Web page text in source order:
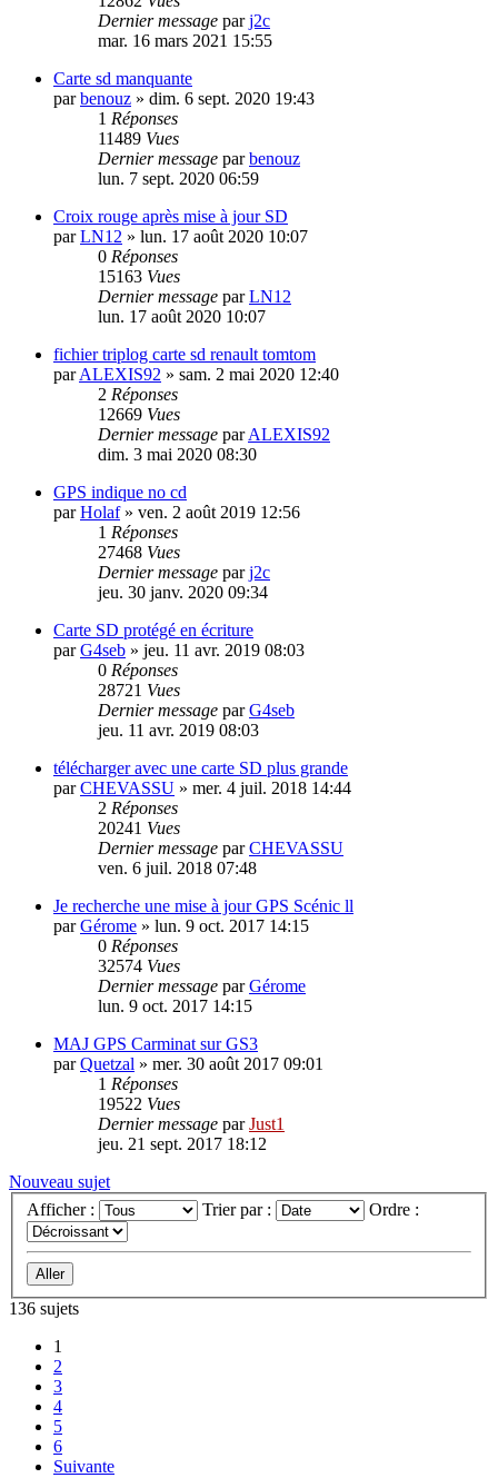
Dernier message parj2c
mar. 16 mars 2021 15:55
Carte sd manquante
parbenouz » dim. 6 sept. 2020 19:43
1 Réponses
11489 Vues
Dernier message parbenouz
lun. 7 sept. 2020 06:59
Croix rouge après mise à jour SD
parLN12 » lun. 17 août 2020 10:07
0 Réponses
15163 Vues
Dernier message parLN12
lun. 17 août 2020 10:07
fichier triplog carte sd renault tomtom
parALEXIS92 » sam. 2 mai 2020 12:40
2 Réponses
12669 Vues
Dernier message parALEXIS92
dim. 3 mai 2020 08:30
GPS indique no cd
parHolaf» ven. 2 août 2019 12:56
1 Réponses
27468 Vues
Dernier message parj2c
jeu. 30 janv. 2020 09:34
Carte SD protégé en écriture
parG4seb » jeu. 11 avr. 2019 08:03
0 Réponses
28721 Vues
Dernier message parG4seb
jeu. 11 avr. 2019 08:03
télécharger avec une carte SD plus grande
parCHEVASSU » mer. 4 juil. 2018 14:44
2 Réponses
20241 Vues
Dernier message parCHEVASSU
ven. 6 juil. 2018 07:48
Je recherche une mise à jour GPS Scénic ll
parGérome » lun. 9 oct. 2017 14:15
0 Réponses
32574 Vues
Dernier message parGérome
lun. 9 oct. 2017 14:15
MAJ GPS Carminat sur GS3
parQuetzal » mer. 30 août 2017 09:01
1 Réponses
19522 Vues
Dernier message parJust1
jeu. 21 sept. 2017 18:12
Nouveau sujet
Afficher :
Trier par : Ordre :
136 sujets
1
2
3
4
5
6
Suivante